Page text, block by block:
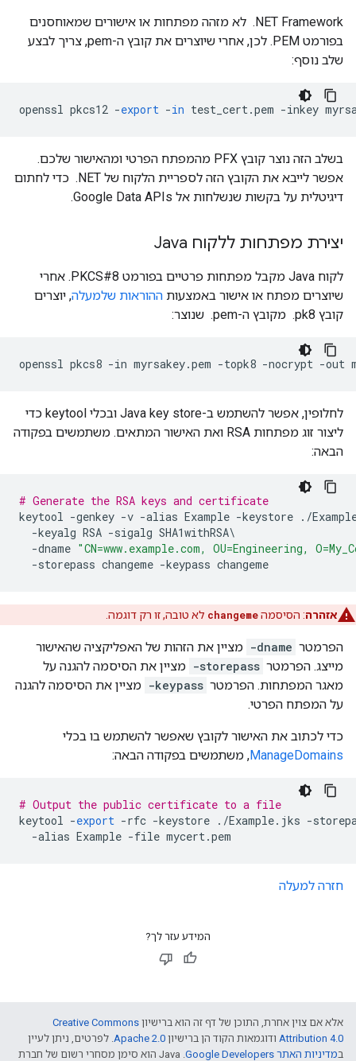
‫Framework ‏‎ .NET לא מזהה מפתחות או אישורים שמאוחסנים
בפורמט PEM. לכן, אחרי שיוצרים את קובץ ה-pem, צריך לבצע
שלב נוסף:
openssl pkcs12 -export -in test_cert.pem -inkey
בשלב הזה נוצר קובץ PFX מהמפתח הפרטי ומהאישור שלכם.
אפשר לייבא את הקובץ הזה לספריית הלקוח של ‎ .NET כדי לחתום
דיגיטלית על בקשות שנשלחות אל Google Data APIs.
יצירת מפתחות ללקוח Java
לקוח Java מקבל מפתחות פרטיים בפורמט PKCS#8. אחרי
שיוצרים מפתח או אישור באמצעות ההוראות שלמעלה, יוצרים
קובץ ‎ .pk8 מקובץ ה-‎ .pem שנוצר:
openssl pkcs8 -in myrsakey.pem -topk8 -nocrypt -out
לחלופין, אפשר להשתמש ב-Java key store ובכלי keytool כדי
ליצור זוג מפתחות RSA ואת האישור המתאים. משתמשים בפקודה
הבאה:
# Generate the RSA keys and certificate
keytool -genkey -v -alias Example -keystore ./
-keyalg RSA -sigalg SHA1withRSA
-dname "CN=www.example.com, OU=Engineering,
-storepass changeme -keypass changeme
אזהרה: הסיסמהchangeme לא טובה, זו רק דוגמה.
הפרמטר -dname מציין את הזהות של האפליקציה שהאישור
מייצג. הפרמטר -storepass מציין את הסיסמה להגנה על
מאגר המפתחות. הפרמטר -keypass מציין את הסיסמה להגנה
על המפתח הפרטי.
כדי לכתוב את האישור לקובץ שאפשר להשתמש בו בכלי
ManageDomains, משתמשים בפקודה הבאה:
# Output the public certificate to a file
keytool -export -rfc -keystore ./Example. jks -
-alias Example -file mycert.pem
חזרה למעלה
המידע עזר לך?
אלא אם צוין אחרת, התוכן של דף זה הוא ברישיון Creative Commons
Attribution 4.0 ודוגמאות הקוד הן ברישיון Apache 2.0. לפרטים, ניתן לעיין
במדיניות האתר Google Developers‏
.‏ Java הוא סימן מסחרי רשום של חברת